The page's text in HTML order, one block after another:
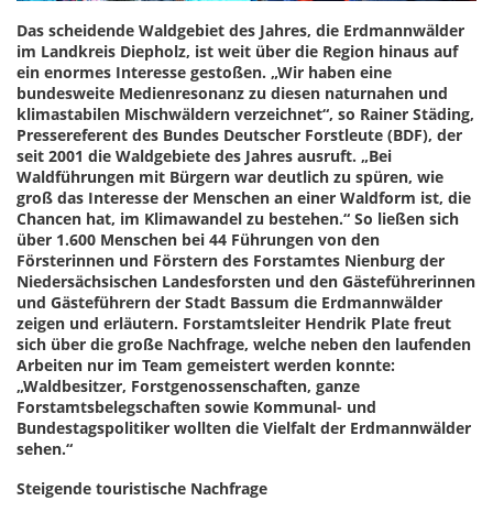
Das scheidende Waldgebiet des Jahres, die Erdmannwälder
im Landkreis Diepholz, ist weit über die Region hinaus auf
ein enormes Interesse gestoßen. „Wir haben eine
bundesweite Medienresonanz zu diesen naturnahen und
klimastabilen Mischwäldern verzeichnet“, so Rainer Städing,
Pressereferent des Bundes Deutscher Forstleute (BDF), der
seit 2001 die Waldgebiete des Jahres ausruft. „Bei
Waldführungen mit Bürgern war deutlich zu spüren, wie
groß das Interesse der Menschen an einer Waldform ist, die
Chancen hat, im Klimawandel zu bestehen.“ So ließen sich
über 1.600 Menschen bei 44 Führungen von den
Försterinnen und Förstern des Forstamtes Nienburg der
Niedersächsischen Landesforsten und den Gästeführerinnen
und Gästeführern der Stadt Bassum die Erdmannwälder
zeigen und erläutern. Forstamtsleiter Hendrik Plate freut
sich über die große Nachfrage, welche neben den laufenden
Arbeiten nur im Team gemeistert werden konnte:
„Waldbesitzer, Forstgenossenschaften, ganze
Forstamtsbelegschaften sowie Kommunal- und
Bundestagspolitiker wollten die Vielfalt der Erdmannwälder
sehen.“
Steigende touristische Nachfrage